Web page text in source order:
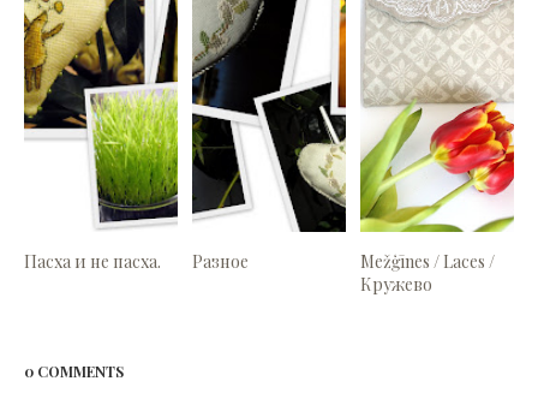
Пасха и не пасха. Разное
Mežģīnes / Laces /
Кружево
0 COMMENTS